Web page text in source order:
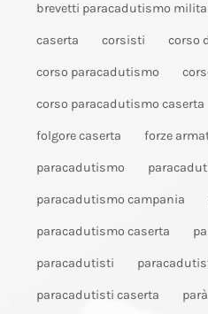
brevetti paracadutismo
caserta corsisti corso
corso paracadutismo
corso paracadutismo caserta
folgore caserta forze
paracadutismo
paracadutismo campania
paracadutismo caserta
paracadutisti
paracadutisti caserta parà